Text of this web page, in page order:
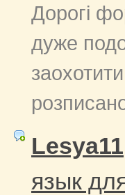
Дорогі
дуже
Lesya11
язык